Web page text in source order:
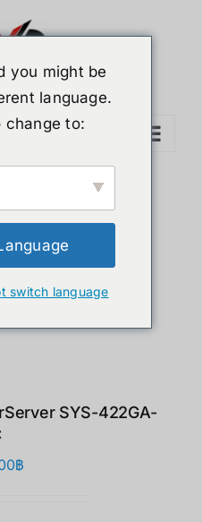
SYS-422GA-
฿
you might be
language.
change to:
switch language